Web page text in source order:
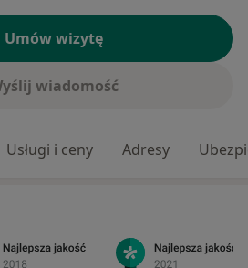
Umów wizytę
wiadomość
Usługi i ceny Adresy